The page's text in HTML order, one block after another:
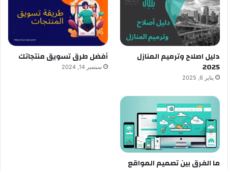
دليل اصلاح وترميم المنازل
2025
يناير 6, 2025
أفضل طرق تسويق منتجاتك
سبتمبر 14, 2024
ما الفرق بين تصميم المواقع